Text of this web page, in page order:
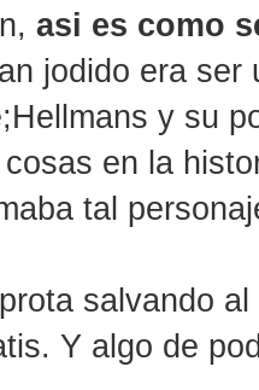
asi es como
jodido era
y su
en la
tal
salvando
Y algo de